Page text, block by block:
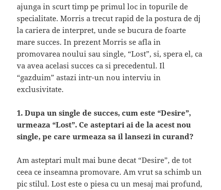
ajunga in scurt timp pe primul loc in topurile de
specialitate. Morris a trecut rapid de la postura de dj
la cariera de interpret, unde se bucura de foarte
mare succes. In prezent Morris se afla in
promovarea noului sau single, “Lost”, si, spera el, ca
va avea acelasi succes ca si precedentul. Il
“gazduim” astazi intr-un nou interviu in
exclusivitate.
1. Dupa un single de succes, cum este “Desire”,
urmeaza “Lost”. Ce asteptari ai de la acest nou
single, pe care urmeaza sa il lansezi in curand?
Am asteptari mult mai bune decat “Desire”, de tot
ceea ce inseamna promovare. Am vrut sa schimb un
pic stilul. Lost este o piesa cu un mesaj mai profund,